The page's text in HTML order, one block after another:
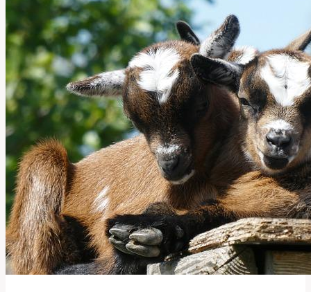
Experimentálního
Anglicko-
Českém
Slovníku